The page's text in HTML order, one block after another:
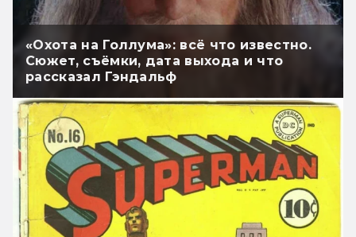
«Охота на Голлума»: всё что известно.
Сюжет, съёмки, дата выхода и что
рассказал Гэндальф